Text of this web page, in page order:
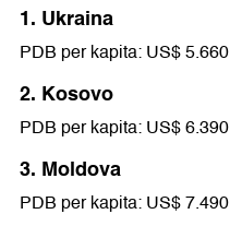
1. Ukraina
PDB per kapita: US$ 5.660
2. Kosovo
PDB per kapita: US$ 6.390
3. Moldova
PDB per kapita: US$ 7.490